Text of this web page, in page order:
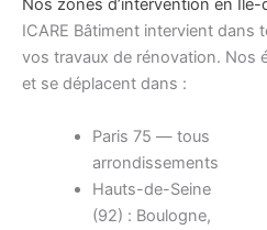
Nos zones d’intervention en
ICARE Bâtiment intervient dans
vos travaux de rénovation. Nos
et se déplacent dans :
Paris 75 — tous
arrondissements
Hauts-de-Seine
(92) : Boulogne,